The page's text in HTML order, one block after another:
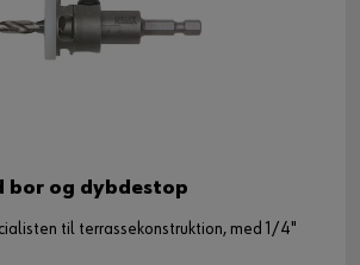
bor og dybdestop
til terrassekonstruktion, med 1/4"